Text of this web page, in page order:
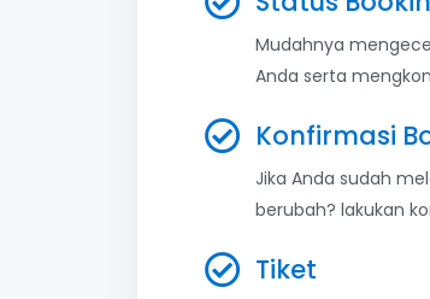
Mudahnya
Anda serta
Konfirmasi
Jika Anda sudah
berubah? lakukan
Tiket